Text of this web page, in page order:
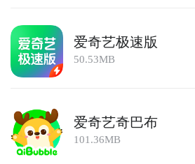
爱奇艺极速版
50.53MB
爱奇艺奇巴布
101.36MB